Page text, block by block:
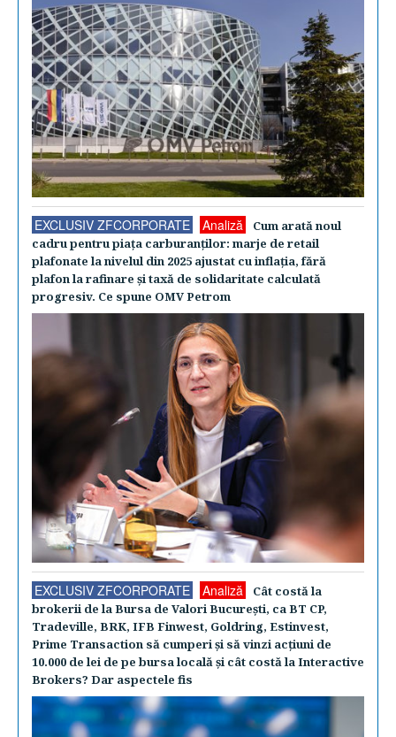
EXCLUSIV ZFCORPORATE Analiză
Cum arată noul
cadru pentru piaţa carburanţilor: marje de retail
plafonate la nivelul din 2025 ajustat cu inflaţia, fără
plafon la rafinare şi taxă de solidaritate calculată
progresiv. Ce spune OMV Petrom
EXCLUSIV ZFCORPORATE Analiză
Cât costă la
brokerii de la Bursa de Valori Bucureşti, ca BT CP,
Tradeville, BRK, IFB Finwest, Goldring, Estinvest,
Prime Transaction să cumperi şi să vinzi acţiuni de
10.000 de lei de pe bursa locală şi cât costă la Interactive
Brokers? Dar aspectele fis